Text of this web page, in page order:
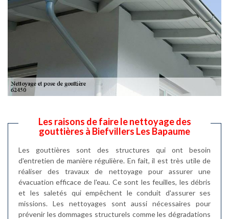
Les raisons de faire le nettoyage des
gouttières à Biefvillers Les Bapaume
Les gouttières sont des structures qui ont besoin
d'entretien de manière régulière. En fait, il est très utile de
réaliser des travaux de nettoyage pour assurer une
évacuation efficace de l'eau. Ce sont les feuilles, les débris
et les saletés qui empêchent le conduit d'assurer ses
missions. Les nettoyages sont aussi nécessaires pour
prévenir les dommages structurels comme les dégradations